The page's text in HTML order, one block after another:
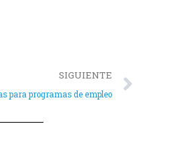
SIGUIENTE
para programas de empleo